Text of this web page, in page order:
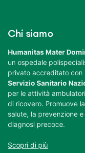
Chi siamo
Humanitas Mater
un ospedale
privato accreditato con
Servizio Sanitario
per le attività
di ricovero. Promuove la
salute, la prevenzione e
diagnosi precoce.
Scopri di più